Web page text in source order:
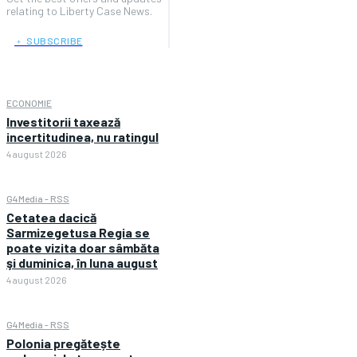
relating to Liberty Case News.
﹢ SUBSCRIBE
ECONOMIE
Investitorii taxează
incertitudinea, nu ratingul
4 august 2026
G4Media - RSS
Cetatea dacică
Sarmizegetusa Regia se
poate vizita doar sâmbăta
şi duminica, în luna august
4 august 2026
G4Media - RSS
Polonia pregătește